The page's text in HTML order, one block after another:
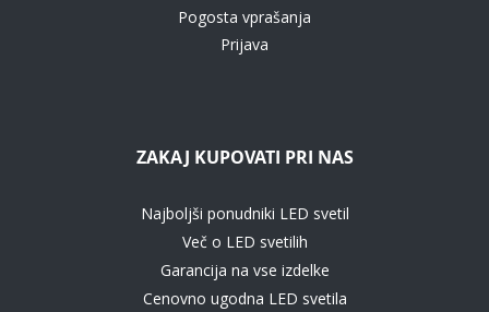
Pogosta vprašanja
Prijava
ZAKAJ KUPOVATI PRI NAS
Najboljši ponudniki LED svetil
Več o LED svetilih
Garancija na vse izdelke
Cenovno ugodna LED svetila